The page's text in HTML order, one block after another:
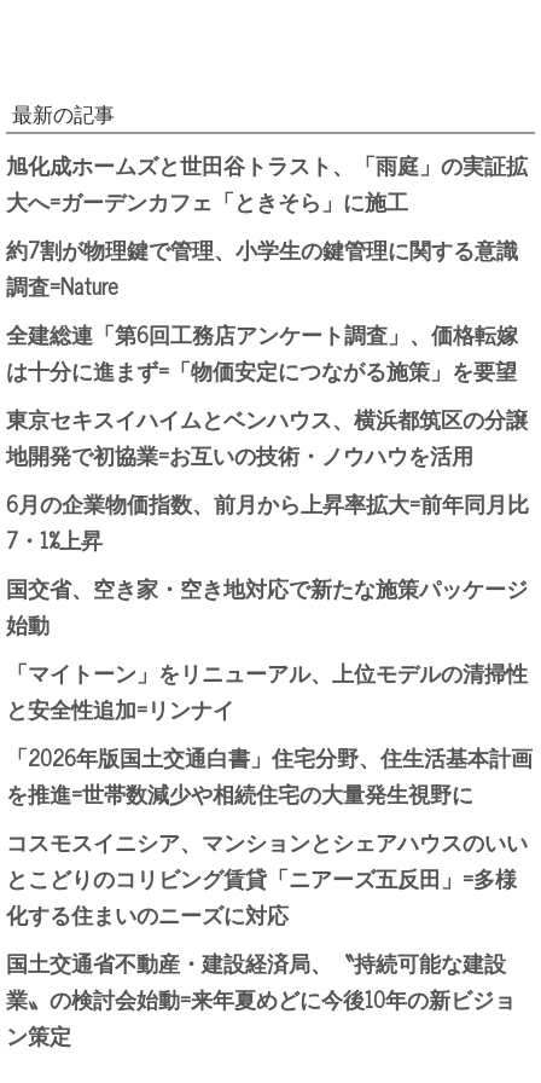
最新の記事
旭化成ホームズと世田谷トラスト、「雨庭」の実証拡
大へ=ガーデンカフェ「ときそら」に施工
約7割が物理鍵で管理、小学生の鍵管理に関する意識
調査=Nature
全建総連「第6回工務店アンケート調査」、価格転嫁
は十分に進まず=「物価安定につながる施策」を要望
東京セキスイハイムとベンハウス、横浜都筑区の分譲
地開発で初協業=お互いの技術・ノウハウを活用
6月の企業物価指数、前月から上昇率拡大=前年同月比
7・1%上昇
国交省、空き家・空き地対応で新たな施策パッケージ
始動
「マイトーン」をリニューアル、上位モデルの清掃性
と安全性追加=リンナイ
「2026年版国土交通白書」住宅分野、住生活基本計画
を推進=世帯数減少や相続住宅の大量発生視野に
コスモスイニシア、マンションとシェアハウスのいい
とこどりのコリビング賃貸「ニアーズ五反田」=多様
化する住まいのニーズに対応
国土交通省不動産・建設経済局、〝持続可能な建設
業〟の検討会始動=来年夏めどに今後10年の新ビジョ
ン策定